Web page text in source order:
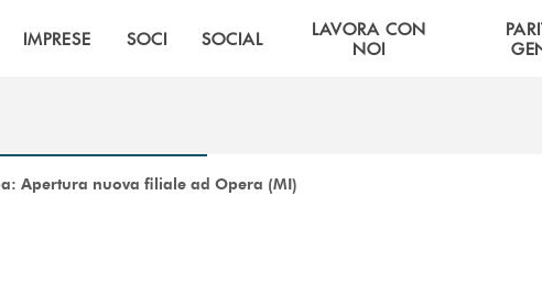
IMPRESE SOCI SOCIAL
LAVORA CON
NOI
Apertura nuova filiale ad Opera (MI)